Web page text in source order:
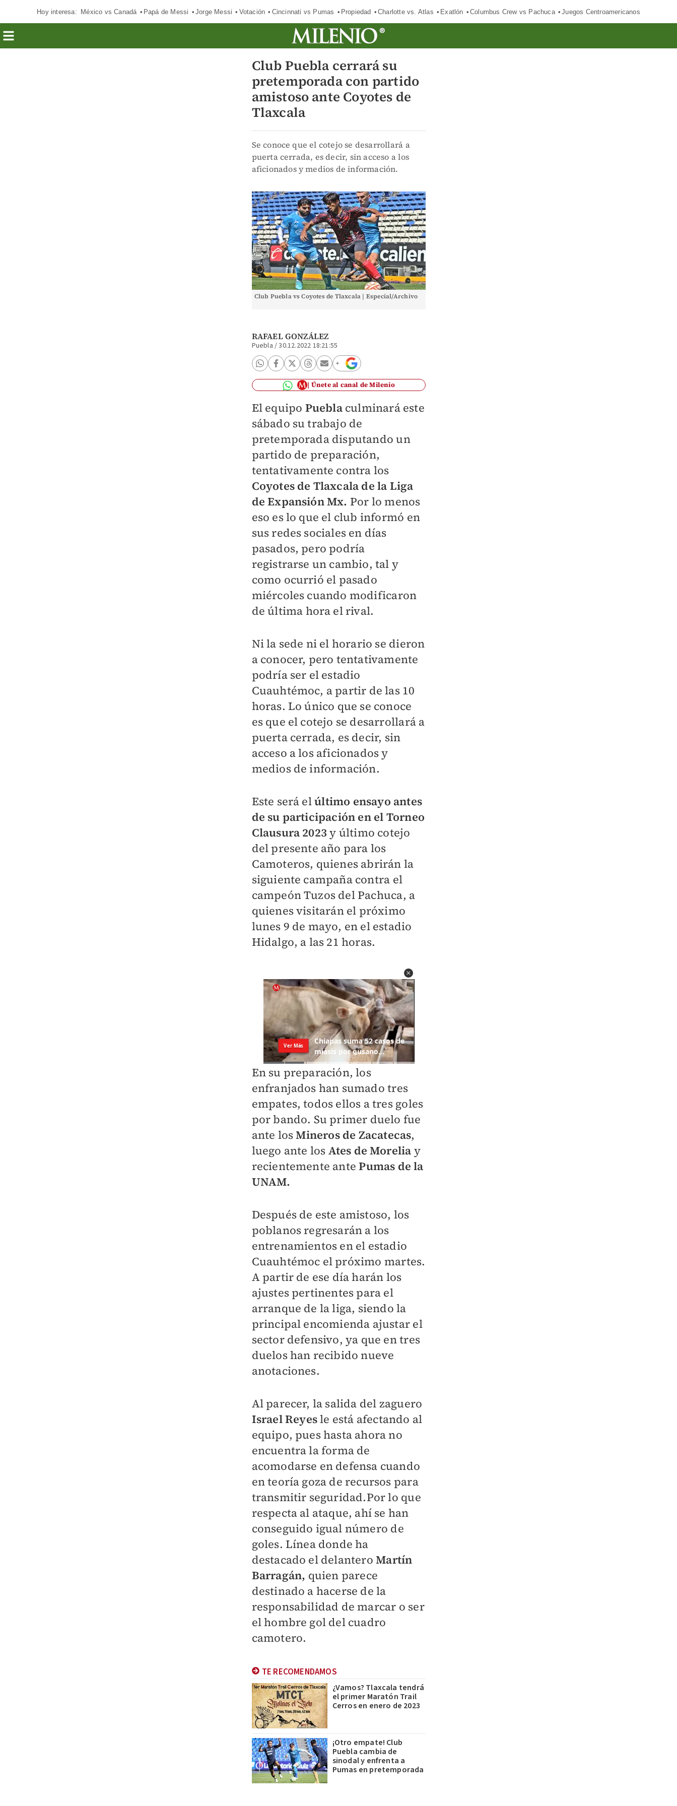
Hoy interesa: México vs Canadá Papá de Messi Jorge Messi Votación Cincinnati vs Pumas Propiedad Charlotte vs. Atlas Exatlón Columbus Crew vs Pachuca Juegos Centroamericanos
Club Puebla cerrará su
pretemporada con partido
amistoso ante Coyotes de
Tlaxcala
Se conoce que el cotejo se desarrollará a
puerta cerrada, es decir, sin acceso a los
aficionados y medios de información.
Club Puebla vs Coyotes de Tlaxcala | Especial/Archivo
RAFAEL GONZÁLEZ
Puebla /30.12.2022 18:21:55
Únete al canal de Milenio
El equipo Puebla culminará este
sábado su trabajo de
pretemporada disputando un
partido de preparación,
tentativamente contra los
Coyotes de Tlaxcala de la Liga
de Expansión Mx. Por lo menos
eso es lo que el club informó en
sus redes sociales en días
pasados, pero podría
registrarse un cambio, tal y
como ocurrió el pasado
miércoles cuando modificaron
de última hora el rival.
Ni la sede ni el horario se dieron
a conocer, pero tentativamente
podría ser el estadio
Cuauhtémoc, a partir de las 10
horas. Lo único que se conoce
es que el cotejo se desarrollará a
puerta cerrada, es decir, sin
acceso a los aficionados y
medios de información.
Este será elúltimo ensayo antes
de su participación en el Torneo
Clausura 2023y último cotejo
del presente año para los
Camoteros, quienes abrirán la
siguiente campaña contra el
campeón Tuzos del Pachuca, a
quienes visitarán el próximo
lunes 9 de mayo, en el estadio
Hidalgo, a las 21 horas.
En su preparación, los
enfranjados han sumado tres
empates, todos ellos a tres goles
por bando. Su primer duelo fue
ante losMineros de Zacatecas,
luego ante los Ates de Morelia y
recientemente antePumas de la
UNAM.
Después de este amistoso, los
poblanos regresarán a los
entrenamientos en el estadio
Cuauhtémoc el próximo martes.
A partir de ese día harán los
ajustes pertinentes para el
arranque de la liga, siendo la
principal encomienda ajustar el
sector defensivo, ya que en tres
duelos han recibido nueve
anotaciones.
Al parecer, la salida del zaguero
Israel Reyesle está afectando al
equipo, pues hasta ahora no
encuentra la forma de
acomodarse en defensa cuando
en teoría goza de recursos para
transmitir seguridad.Por lo que
respecta al ataque, ahí se han
conseguido igual número de
goles. Línea donde ha
destacado el delanteroMartín
Barragán, quien parece
destinado a hacerse de la
responsabilidad de marcar o ser
el hombre gol del cuadro
camotero.
TE RECOMENDAMOS
¿Vamos? Tlaxcala tendrá
el primer Maratón Trail
Cerros en enero de 2023
¡Otro empate! Club
Puebla cambia de
sinodal y enfrenta a
Pumas en pretemporada